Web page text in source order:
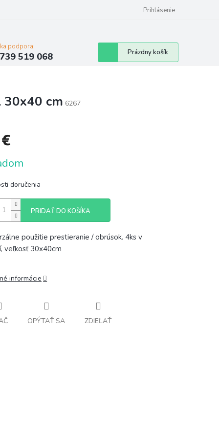
Prihlásenie
podpora:
519 068
Nákupný
košík
Prázdny košík
30x40 cm 6267
doručenia
PRIDAŤ DO KOŠÍKA
použitie prestieranie / obrúsok. 4ks v
, veľkosť 30x40cm
informácie
OPÝTAŤ SA ZDIEĽAŤ